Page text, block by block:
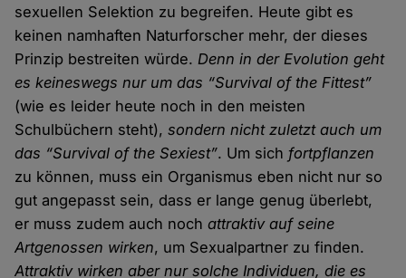
sexuellen Selektion zu begreifen. Heute gibt es
keinen namhaften Naturforscher mehr, der dieses
Prinzip bestreiten würde. Denn in der Evolution geht
es keineswegs nur um das “Survival of the Fittest”
(wie es leider heute noch in den meisten
Schulbüchern steht),sondern nicht zuletzt auch um
das “Survival of the Sexiest”. Um sich fortpflanzen
zu können, muss ein Organismus eben nicht nur so
gut angepasst sein, dass er lange genug überlebt,
er muss zudem auch nochattraktiv auf seine
Artgenossen wirken, um Sexualpartner zu finden.
Attraktiv wirken aber nur solche Individuen, die es